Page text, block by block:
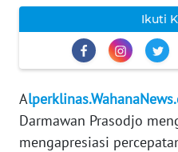
Ikuti
A
Darmawan Prasodjo
mengapresiasi
TENTANG
PEDOMAN
MEDIA
SIBER